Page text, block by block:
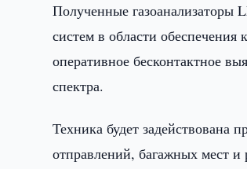
Полученные газоанализаторы
систем в области
оперативное бесконтактное
спектра.
Техника будет задействована
отправлений, багажных мест и